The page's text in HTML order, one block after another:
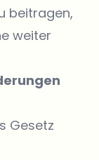
beitragen,
weiter
Gesetz